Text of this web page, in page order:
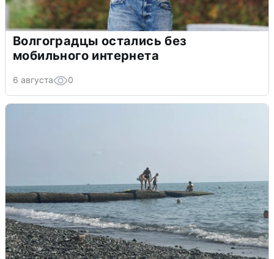
Волгоградцы остались без
мобильного интернета
6 августа 0